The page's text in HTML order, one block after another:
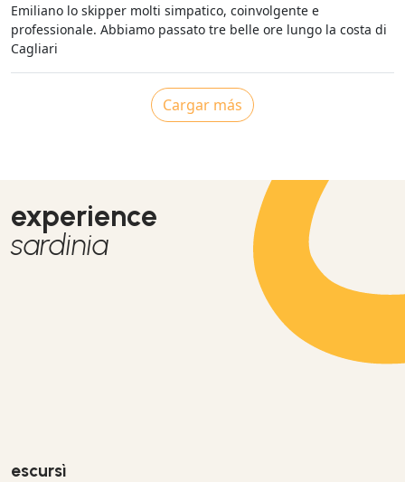
Emiliano lo skipper molti simpatico, coinvolgente e
professionale. Abbiamo passato tre belle ore lungo la costa di
Cagliari
Cargar más
experience
sardinia
escursì